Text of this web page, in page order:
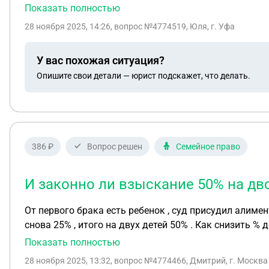
объёме. Так же не был заключен договор и не
Показать полностью
28 ноября 2025, 14:26, вопрос №4774519, Юля, г. Уфа
У вас похожая ситуация?
Опишите свои детали — юрист подскажет, что делать.
386 ₽ Вопрос решен Семейное право
И законно ли взыскание 50% на
От первого брака есть ребенок , суд присудил алименты в размере 25% . Сейчас появился ребенок во втором
Показать полностью
28 ноября 2025, 13:32, вопрос №4774466, Дмитрий, г. Москва